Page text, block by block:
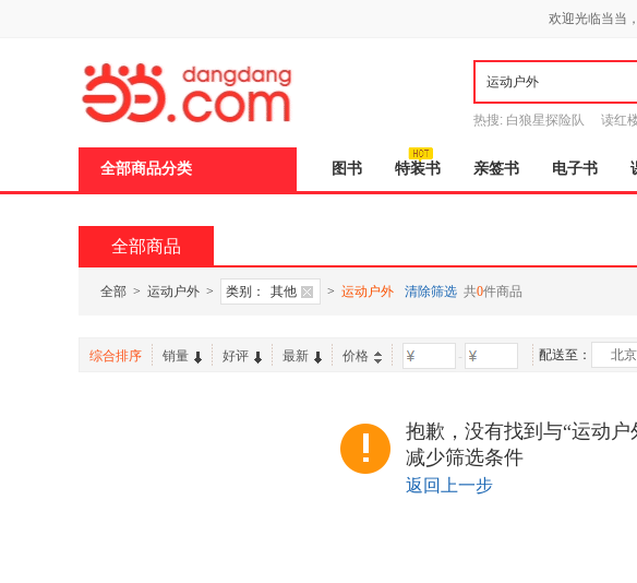
欢迎光临当当
热搜: 白狼星探险队 读红
全部商品分类 图书 特装书 亲签书 电子书
全部商品
全部 > 运动户外 > 类别： 其他 > 运动户外 清除筛选 共0件商品
综合排序 销量 好评 最新 价格 - 配送至： 北京
抱歉，没有找到与“运动
减少筛选条件
返回上一步
页